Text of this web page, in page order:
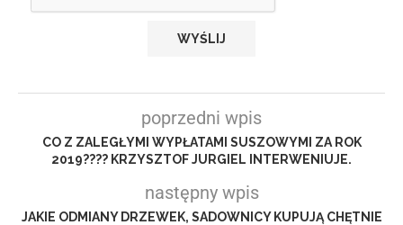
poprzedni wpis
CO Z ZALEGŁYMI WYPŁATAMI SUSZOWYMI ZA ROK
2019???? KRZYSZTOF JURGIEL INTERWENIUJE.
następny wpis
JAKIE ODMIANY DRZEWEK, SADOWNICY KUPUJĄ CHĘTNIE